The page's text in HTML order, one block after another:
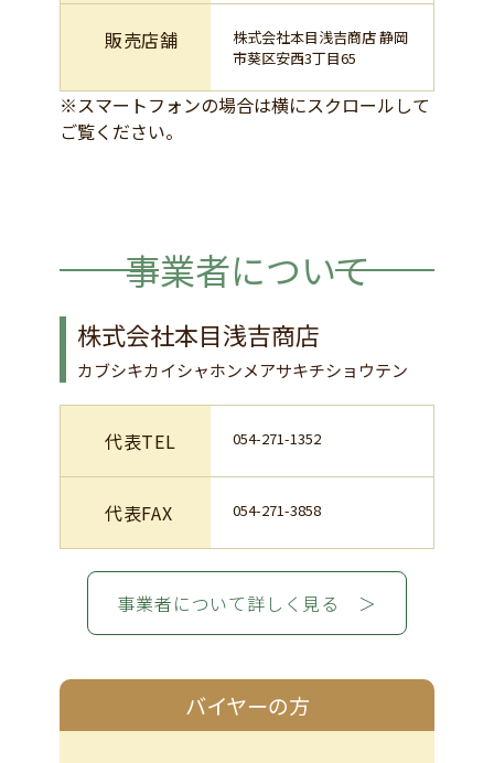
販売店舗
株式会社本目浅吉商店 静岡
市葵区安西3丁目65
※スマートフォンの場合は横にスクロールして
ご覧ください。
事業者について
株式会社本目浅吉商店
カブシキカイシャホンメアサキチショウテン
代表TEL 054-271-1352
代表FAX 054-271-3858
事業者について詳しく見る ＞
バイヤーの方